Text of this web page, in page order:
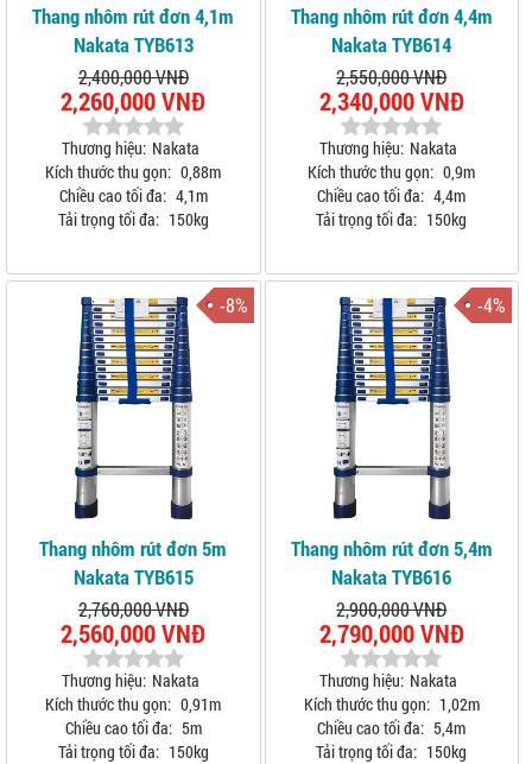
Thang nhôm rút đơn 4,1m
Nakata TYB613
2,400,000 VNĐ
2,260,000 VNĐ
Thương hiệu: Nakata
Kích thước thu gọn: 0,88m
Chiều cao tối đa: 4,1m
Tải trọng tối đa: 150kg
Thang nhôm rút đơn 4,4m
Nakata TYB614
2,550,000 VNĐ
2,340,000 VNĐ
Thương hiệu: Nakata
Kích thước thu gọn: 0,9m
Chiều cao tối đa: 4,4m
Tải trọng tối đa: 150kg
-8%
Thang nhôm rút đơn 5m
Nakata TYB615
2,760,000 VNĐ
2,560,000 VNĐ
Thương hiệu: Nakata
Kích thước thu gọn: 0,91m
Chiều cao tối đa: 5m
Tải trọng tối đa: 150kg
-4%
Thang nhôm rút đơn 5,4m
Nakata TYB616
2,900,000 VNĐ
2,790,000 VNĐ
Thương hiệu: Nakata
Kích thước thu gọn: 1,02m
Chiều cao tối đa: 5,4m
Tải trọng tối đa: 150kg